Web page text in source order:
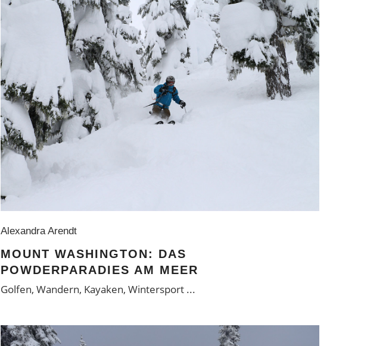
Alexandra Arendt
MOUNT WASHINGTON: DAS
POWDERPARADIES AM MEER
Golfen, Wandern, Kayaken, Wintersport